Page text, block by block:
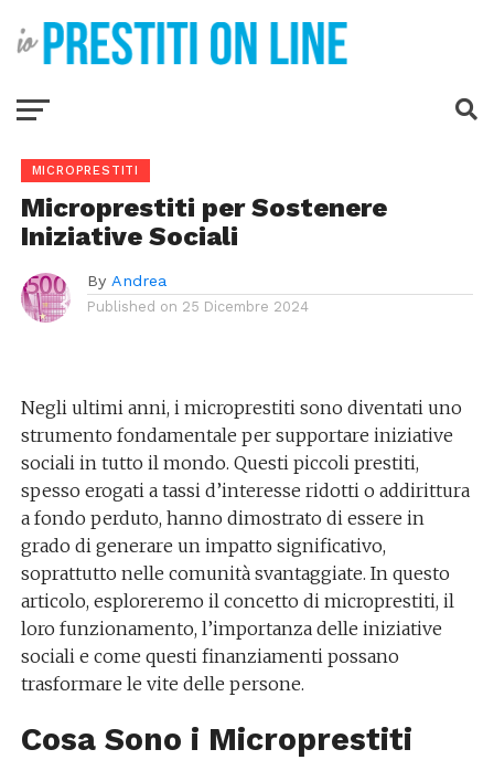
MICROPRESTITI
Microprestiti per Sostenere
Iniziative Sociali
By Andrea
Published on 25 Dicembre 2024
Negli ultimi anni, i microprestiti sono diventati uno
strumento fondamentale per supportare iniziative
sociali in tutto il mondo. Questi piccoli prestiti,
spesso erogati a tassi d’interesse ridotti o addirittura
a fondo perduto, hanno dimostrato di essere in
grado di generare un impatto significativo,
soprattutto nelle comunità svantaggiate. In questo
articolo, esploreremo il concetto di microprestiti, il
loro funzionamento, l’importanza delle iniziative
sociali e come questi finanziamenti possano
trasformare le vite delle persone.
Cosa Sono i Microprestiti